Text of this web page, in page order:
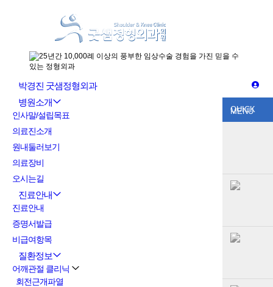
박경진 굿샘정형외과
병원소개
인사말/설립목표
의료진소개
원내둘러보기
의료장비
오시는길
진료안내
진료안내
증명서발급
비급여항목
질환정보
어깨관절 클리닉
회전근개파열
QUICK
MENU